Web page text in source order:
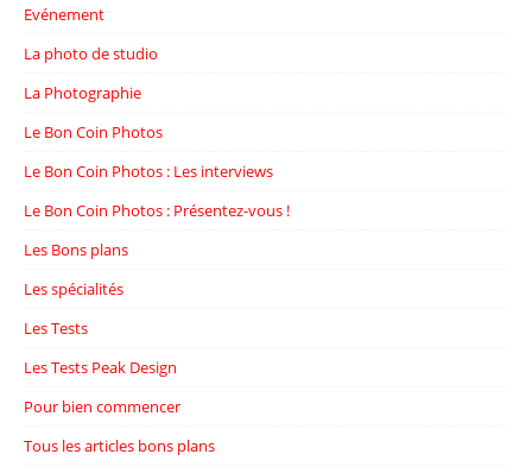
Evénement
La photo de studio
La Photographie
Le Bon Coin Photos
Le Bon Coin Photos : Les interviews
Le Bon Coin Photos : Présentez-vous !
Les Bons plans
Les spécialités
Les Tests
Les Tests Peak Design
Pour bien commencer
Tous les articles bons plans